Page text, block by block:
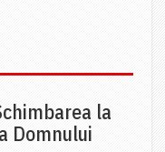
la
Domnului